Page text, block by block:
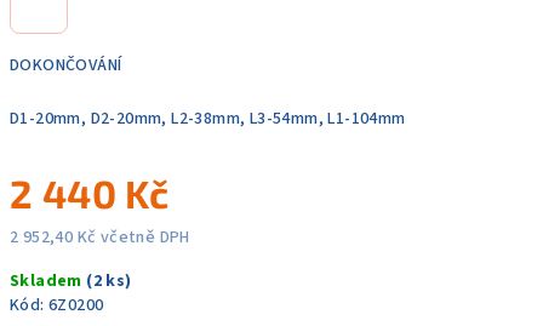
DOKONČOVÁNÍ
D1-20mm, D2-20mm, L2-38mm, L3-54mm, L1-104mm
2 440 Kč
2 952,40 Kč včetně DPH
cena:
Skladem (2 ks)
Kód: 6Z0200